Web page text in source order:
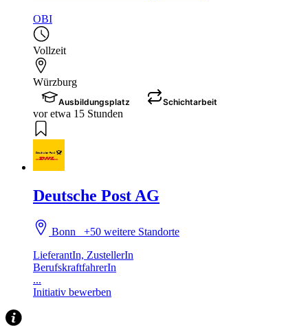
OBI
Vollzeit
Würzburg
Ausbildungsplatz Schichtarbeit
vor etwa 15 Stunden
Deutsche Post AG
Bonn+50 weitere Standorte
LieferantIn, ZustellerIn
BerufskraftfahrerIn
...
Initiativ bewerben